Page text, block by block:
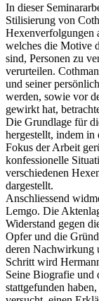
In dieser
Stilisierung von
Hexenverfolgungen
welches die Motive
sind, Personen zu
verurteilen.
und seiner
werden, sowie vor
gewirkt hat,
Die Grundlage für
hergestellt, indem in
Fokus der Arbeit
konfessionelle
verschiedenen
dargestellt.
Anschliessend
Lemgo. Die
Widerstand gegen
Opfer und die
deren Nachwirkung
Schritt wird
Seine Biografie und
stattgefunden